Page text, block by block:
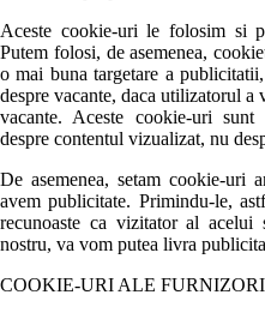
Aceste cookie-uri le folosim si
Putem folosi, de asemenea,
o mai buna targetare a
despre vacante, daca utilizatorul a
vacante. Aceste cookie-uri
despre contentul vizualizat, nu
De asemenea, setam cookie-uri
avem publicitate. Primindu-le,
recunoaste ca vizitator al
nostru, va vom putea livra
COOKIE-URI ALE